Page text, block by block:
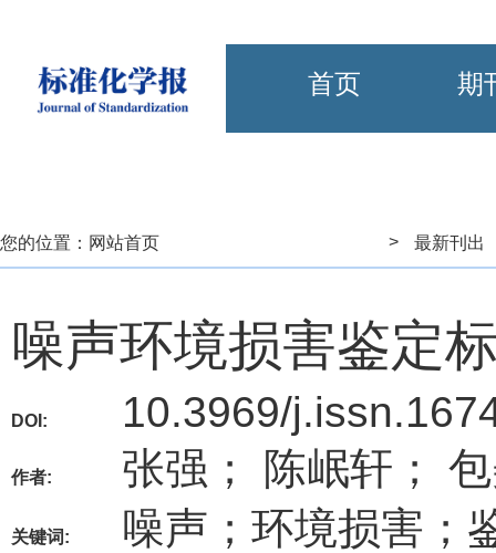
首页 期
您的位置： 网站首页 > 最新刊出
噪声环境损害鉴定
DOI: 10.3969/
作者: 张强； 陈岷轩；
关键词: 噪声；环境损害；